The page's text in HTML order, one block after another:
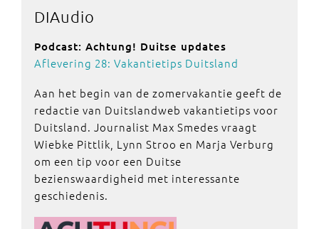
DIAudio
Podcast: Achtung! Duitse updates
Aflevering 28: Vakantietips Duitsland
Aan het begin van de zomervakantie geeft de
redactie van Duitslandweb vakantietips voor
Duitsland. Journalist Max Smedes vraagt
Wiebke Pittlik, Lynn Stroo en Marja Verburg
om een tip voor een Duitse
bezienswaardigheid met interessante
geschiedenis.